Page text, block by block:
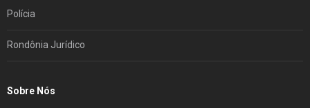
Polícia
Rondônia Jurídico
Sobre Nós